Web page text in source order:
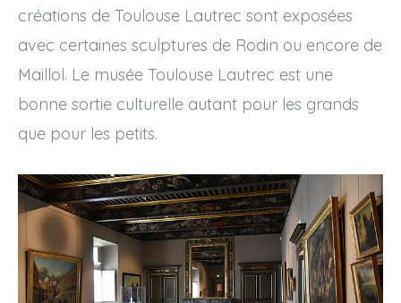
créations de Toulouse Lautrec sont exposées
avec certaines sculptures de Rodin ou encore de
Maillol. Le musée Toulouse Lautrec est une
bonne sortie culturelle autant pour les grands
que pour les petits.